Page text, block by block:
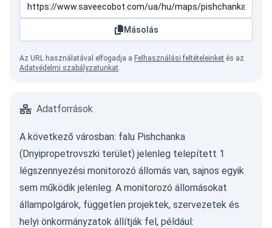
Másolás
Az URL használatával elfogadja a Felhasználási feltételeinket és az
Adatvédelmi szabályzatunkat.
Adatforrások
A következő városban: falu Pishchanka
(Dnyipropetrovszki terület) jelenleg telepített 1
légszennyezési monitorozó állomás van, sajnos egyik
sem működik jelenleg. A monitorozó állomásokat
állampolgárok, független projektek, szervezetek és
helyi önkormányzatok állítják fel, például: